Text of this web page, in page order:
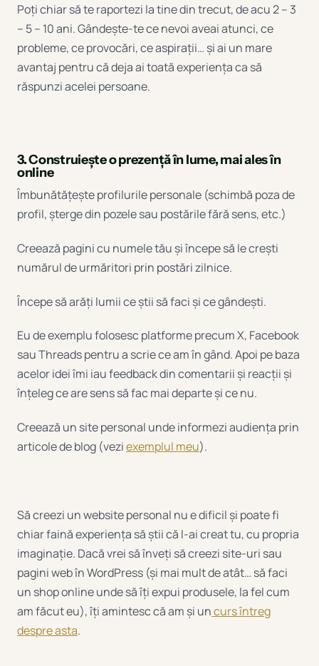
Poți chiar să te raportezi la tine din trecut, de acu 2 – 3
– 5 – 10 ani. Gândește-te ce nevoi aveai atunci, ce
probleme, ce provocări, ce aspirații… și ai un mare
avantaj pentru că deja ai toată experiența ca să
răspunzi acelei persoane.
3. Construiește o prezență în lume, mai ales în
online
Îmbunătățește profilurile personale (schimbă poza de
profil, șterge din pozele sau postările fără sens, etc.)
Creează pagini cu numele tău și începe să le crești
numărul de urmăritori prin postări zilnice.
Începe să arăți lumii ce știi să faci și ce gândești.
Eu de exemplu folosesc platforme precum X, Facebook
sau Threads pentru a scrie ce am în gând. Apoi pe baza
acelor idei îmi iau feedback din comentarii și reacții și
înțeleg ce are sens să fac mai departe și ce nu.
Creează un site personal unde informezi audiența prin
articole de blog (veziexemplul meu).
Să creezi un website personal nu e dificil și poate fi
chiar faină experiența să știi că l-ai creat tu, cu propria
imaginație. Dacă vrei să înveți să creezi site-uri sau
pagini web în WordPress (și mai mult de atât… să faci
un shop online unde să îți expui produsele, la fel cum
am făcut eu), îți amintesc că am și uncurs întreg
despre asta.